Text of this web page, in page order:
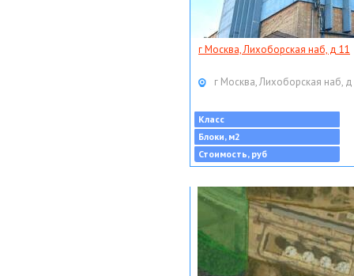
г Москва, Лихоборская наб, д 11
г Москва, Лихоборская наб,
Класс
Блоки, м2
Стоимость, руб